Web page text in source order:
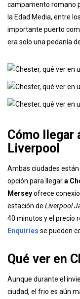
campamento romano
la Edad Media, entre
importante puerto
era solo una pedanía
Cómo llegar
Liverpool
Ambas ciudades
opción para llegara
Merseyofrece
estación de Liverpool
40 minutos y el precio
Enquiries se pueden
Qué ver en
Aunque durante el
ciudad, el frio es aún